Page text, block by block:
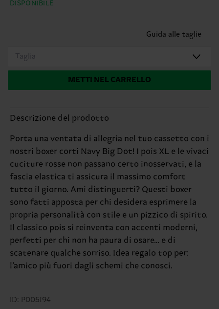
DISPONIBILE
Guida alle taglie
Taglia
METTI NEL CARRELLO
Descrizione del prodotto
Porta una ventata di allegria nel tuo cassetto con i
nostri boxer corti Navy Big Dot! I pois XL e le vivaci
cuciture rosse non passano certo inosservati, e la
fascia elastica ti assicura il massimo comfort
tutto il giorno. Ami distinguerti? Questi boxer
sono fatti apposta per chi desidera esprimere la
propria personalità con stile e un pizzico di spirito.
Il classico pois si reinventa con accenti moderni,
perfetti per chi non ha paura di osare… e di
scatenare qualche sorriso. Idea regalo top per:
l’amico più fuori dagli schemi che conosci.
ID: P005194